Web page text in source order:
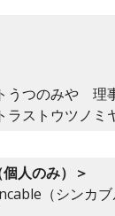
トうつのみや
ラストウツノ
人のみ）＞
（シンカブ